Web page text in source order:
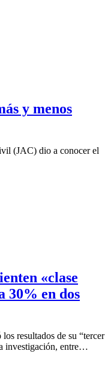
y menos
(JAC) dio a conocer el
«clase
30% en dos
resultados de su “tercer
investigación, entre…